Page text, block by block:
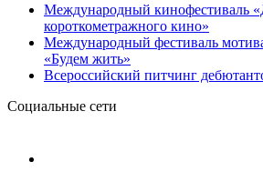
Международный кинофестиваль
короткометражного кино»
Международный фестиваль
«Будем жить»
Всероссийский питчинг
Социальные сети